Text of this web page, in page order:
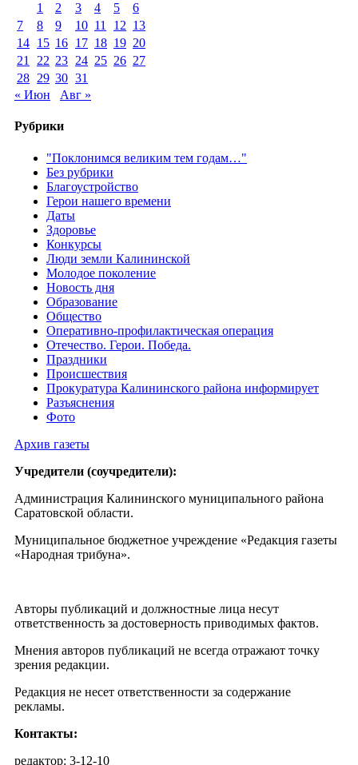
1
2 3 4 5
6
7
8 9 10 11 12 13
14 15 16 17 18 19 20
21
22 23 24 25 26 27
28 29 30 31
« Июн
Авг »
Рубрики
"Поклонимся великим тем годам…"
Без рубрики
Благоустройство
Герои нашего времени
Даты
Здоровье
Конкурсы
Люди земли Калининской
Молодое поколение
Новость дня
Образование
Общество
Оперативно-профилактическая операция
Отечество. Герои. Победа.
Праздники
Происшествия
Прокуратура Калининского района информирует
Разъяснения
Фото
Архив газеты
Учредители (соучредители):
Администрация Калининского муниципального района
Саратовской области.
Муниципальное бюджетное учреждение «Редакция газеты
«Народная трибуна».
Авторы публикаций и должностные лица несут
ответственность за достоверность приводимых фактов.
Мнения авторов публикаций не всегда отражают точку
зрения редакции.
Редакция не несет ответственности за содержание
рекламы.
Контакты:
редактор: 3-12-10